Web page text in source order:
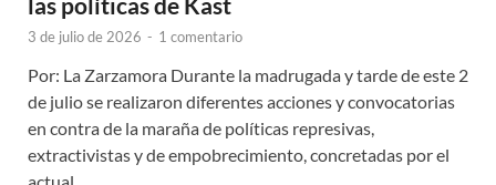
3 de julio de 2026 - 1 comentario
Por: La Zarzamora Durante la madrugada y tarde de este 2
de julio se realizaron diferentes acciones y convocatorias
en contra de la maraña de políticas represivas,
extractivistas y de empobrecimiento, concretadas por el